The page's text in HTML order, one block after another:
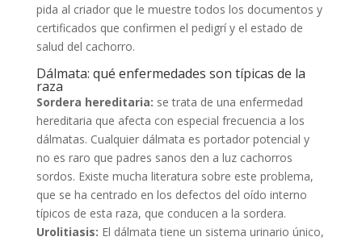
pida al criador que le muestre todos los documentos y
certificados que confirmen el pedigrí y el estado de
salud del cachorro.
Dálmata: qué enfermedades son típicas de la
raza
Sordera hereditaria: se trata de una enfermedad
hereditaria que afecta con especial frecuencia a los
dálmatas. Cualquier dálmata es portador potencial y
no es raro que padres sanos den a luz cachorros
sordos. Existe mucha literatura sobre este problema,
que se ha centrado en los defectos del oído interno
típicos de esta raza, que conducen a la sordera.
Urolitiasis: El dálmata tiene un sistema urinario único,